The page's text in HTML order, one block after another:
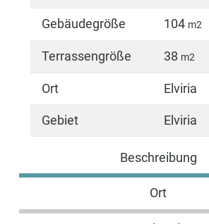
Gebäudegröße 104 m2
Terrassengröße 38 m2
Ort Elviria
Gebiet Elviria
Beschreibung
Ort